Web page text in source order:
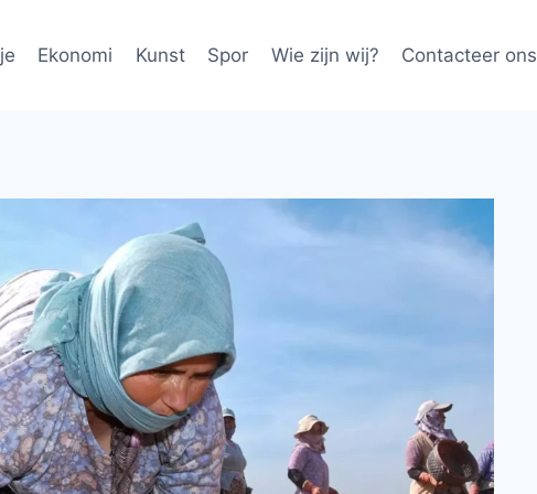
Ekonomi Kunst Spor Wie zijn wij? Contacteer ons